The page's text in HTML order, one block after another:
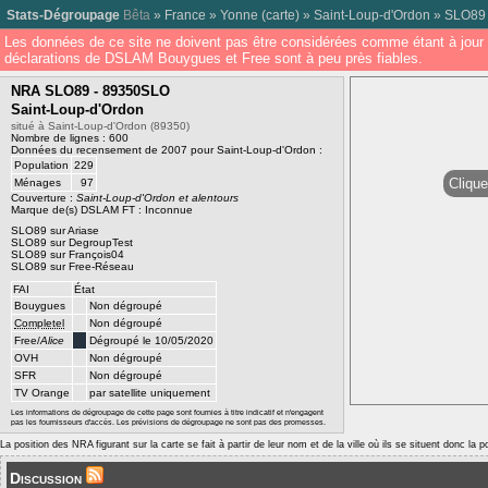
Stats-Dégroupage Bêta » France » Yonne (carte) » Saint-Loup-d'Ordon » SLO89
Les données de ce site ne doivent pas être considérées comme étant à
déclarations de DSLAM Bouygues et Free sont à peu près fiables.
NRA SLO89 - 89350SLO
Saint-Loup-d'Ordon
situé à Saint-Loup-d'Ordon (89350)
Nombre de lignes : 600
Données du recensement de 2007 pour Saint-Loup-d'Ordon :
Population 229
Ménages
97
Couverture : Saint-Loup-d'Ordon et alentours
Marque de(s) DSLAM FT : Inconnue
SLO89 sur Ariase
SLO89 sur DegroupTest
SLO89 sur François04
SLO89 sur Free-Réseau
FAI
État
Bouygues
Non dégroupé
Completel
Non dégroupé
Free/Alice
Dégroupé le 10/05/2020
OVH
Non dégroupé
SFR
Non dégroupé
TV Orange
par satellite uniquement
Les informations de dégroupage de cette page sont fournies à titre indicatif et n'engagent
pas les fournisseurs d'accès. Les prévisions de dégroupage ne sont pas des promesses.
La position des NRA figurant sur la carte se fait à partir de leur nom et de la ville où ils se situent donc la
Discussion